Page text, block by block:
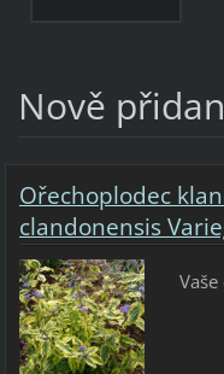
Nově
Ořechoplodec
clandonensis
Vaše